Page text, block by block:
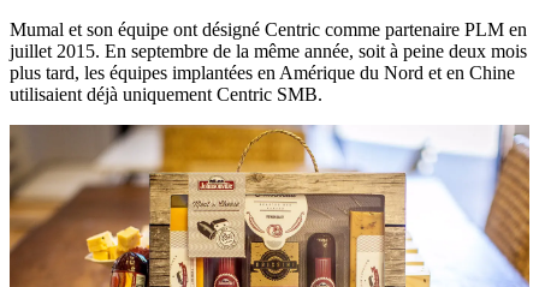
Mumal et son équipe ont désigné Centric comme partenaire PLM en
juillet 2015. En septembre de la même année, soit à peine deux mois
plus tard, les équipes implantées en Amérique du Nord et en Chine
utilisaient déjà uniquement Centric SMB.